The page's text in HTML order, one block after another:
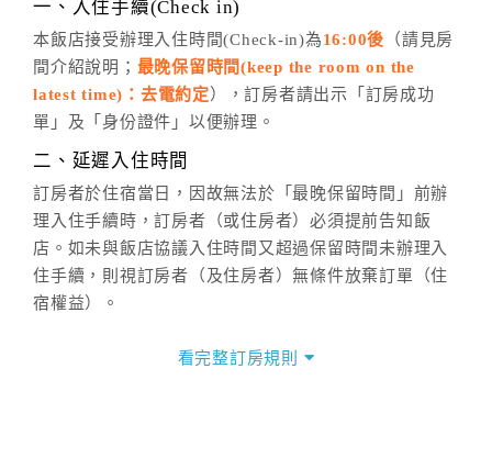
五、客服時間
週一至週日，上午9:00～晚上6:00
六、聯絡方式
(07)9682715 。
一、入住手續(Check in)
本飯店接受辦理入住時間(Check-in)為16:00後 （請見房
間介紹說明； 最晚保留時間(keep the room on the
latest time)：去電約定），訂房者請出示「訂房成功
單」及「身份證件」以便辦理。
二、延遲入住時間
訂房者於住宿當日，因故無法於「最晚保留時間」前辦
理入住手續時，訂房者（或住房者）必須提前告知飯
店。如未與飯店協議入住時間又超過保留時間未辦理入
住手續，則視訂房者（及住房者）無條件放棄訂單（住
宿權益）。
看完整訂房規則